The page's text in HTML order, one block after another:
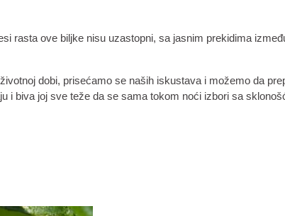
rasta ove biljke nisu uzastopni, sa jasnim prekidima
dobi, prisećamo se naših iskustava i možemo da
i biva joj sve teže da se sama tokom noći izbori sa